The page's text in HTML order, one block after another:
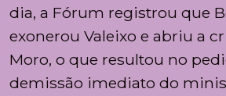
dia, a Fórum registrou que
exonerou Valeixo e abriu a
Moro, o que resultou no
demissão imediato do